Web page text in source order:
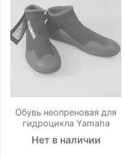
Обувь неопреновая для
гидроцикла Yamaha
Нет в наличии